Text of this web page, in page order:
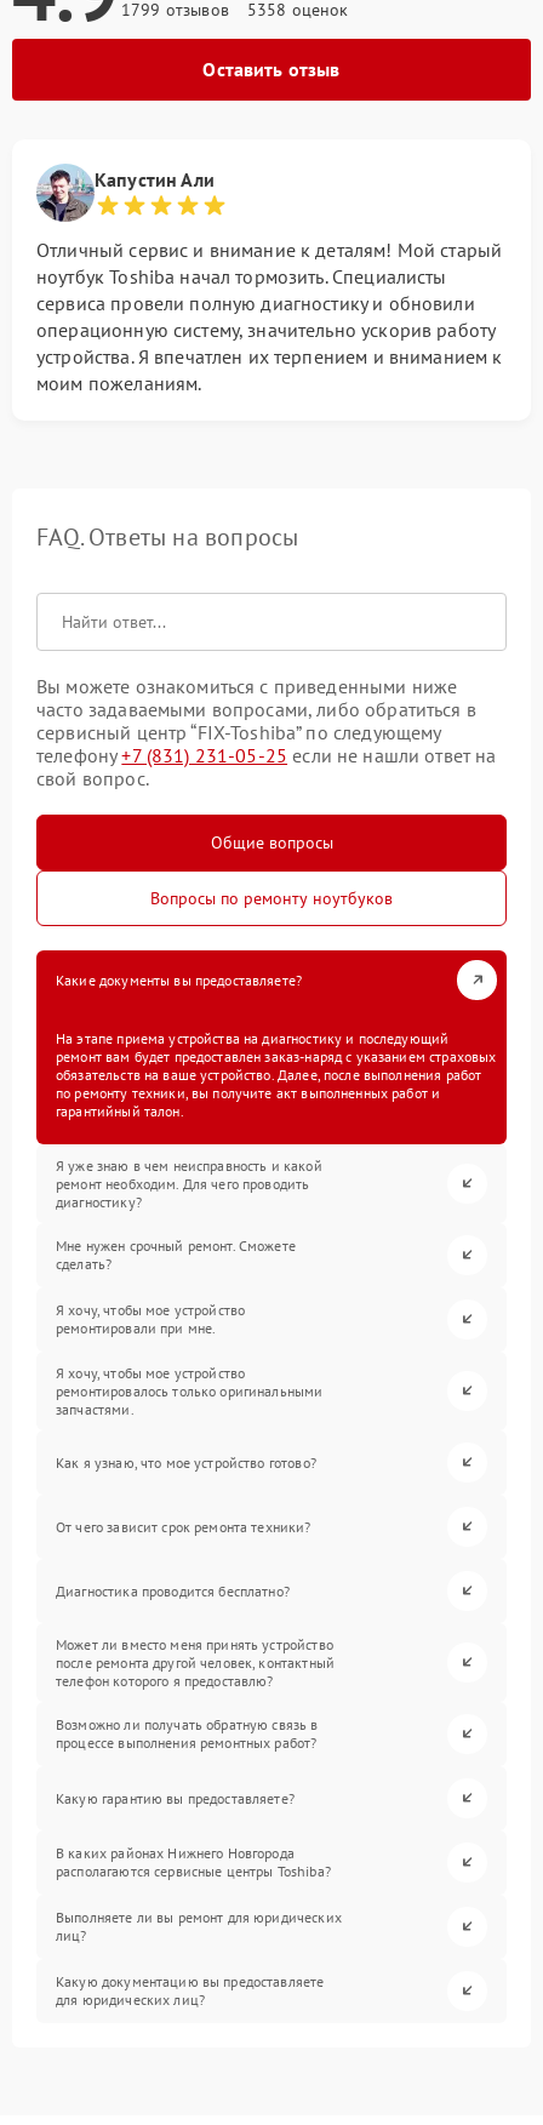
1799 отзывов 5358 оценок
Оставить отзыв
Капустин Али
Отличный сервис и внимание к деталям! Мой старый
ноутбук Toshiba начал тормозить. Специалисты
сервиса провели полную диагностику и обновили
операционную систему, значительно ускорив работу
устройства. Я впечатлен их терпением и вниманием к
моим пожеланиям.
FAQ. Ответы на вопросы
Вы можете ознакомиться с приведенными ниже
часто задаваемыми вопросами, либо обратиться в
сервисный центр “FIX-Toshiba” по следующему
телефону+7 (831) 231-05-25 если не нашли ответ на
свой вопрос.
Общие вопросы
Вопросы по ремонту ноутбуков
Какие документы вы предоставляете?
На этапе приема устройства на диагностику и последующий
ремонт вам будет предоставлен заказ-наряд с указанием страховых
обязательств на ваше устройство. Далее, после выполнения работ
по ремонту техники, вы получите акт выполненных работ и
гарантийный талон.
Я уже знаю в чем неисправность и какой
ремонт необходим. Для чего проводить
диагностику?
Мне нужен срочный ремонт. Сможете
сделать?
Я хочу, чтобы мое устройство
ремонтировали при мне.
Я хочу, чтобы мое устройство
ремонтировалось только оригинальными
запчастями.
Как я узнаю, что мое устройство готово?
От чего зависит срок ремонта техники?
Диагностика проводится бесплатно?
Может ли вместо меня принять устройство
после ремонта другой человек, контактный
телефон которого я предоставлю?
Возможно ли получать обратную связь в
процессе выполнения ремонтных работ?
Какую гарантию вы предоставляете?
В каких районах Нижнего Новгорода
располагаются сервисные центры Toshiba?
Выполняете ли вы ремонт для юридических
лиц?
Какую документацию вы предоставляете
для юридических лиц?